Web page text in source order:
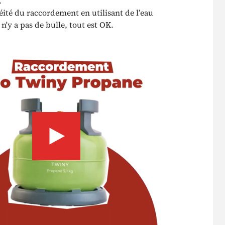
du raccordement en utilisant de l’eau
a pas de bulle, tout est OK.
Lancer la vidéo